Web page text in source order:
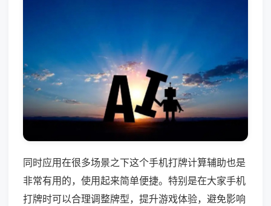
同时应用在很多场景之下这个手机打牌计算辅助也是
非常有用的，使用起来简单便捷。特别是在大家手机
打牌时可以合理调整牌型，提升游戏体验，避免影响